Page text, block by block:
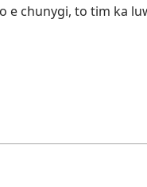
e chunygi, to tim ka